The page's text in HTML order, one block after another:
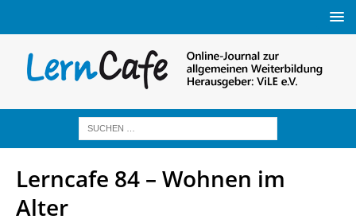
Lerncafe 84 – Wohnen im
Alter